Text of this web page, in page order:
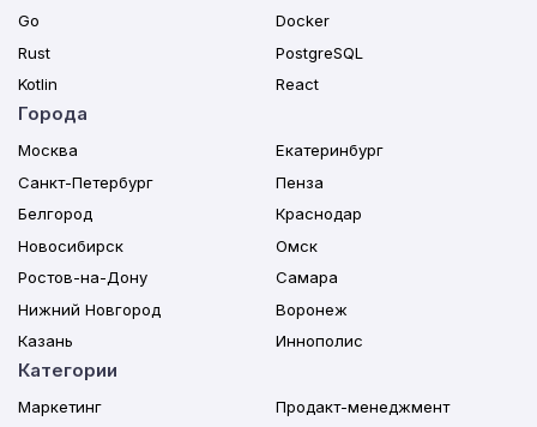
Go
Rust
Kotlin
Docker
PostgreSQL
React
Города
Москва
Санкт-Петербург
Белгород
Новосибирск
Ростов-на-Дону
Нижний Новгород
Казань
Екатеринбург
Пенза
Краснодар
Омск
Самара
Воронеж
Иннополис
Категории
Маркетинг
Продакт-менеджмент